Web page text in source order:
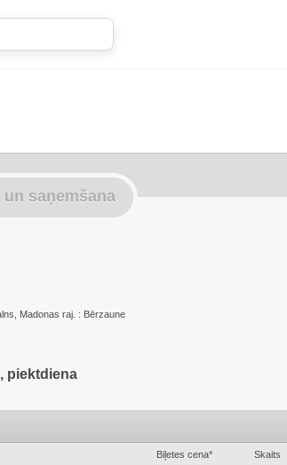
saņemšana
Madonas raj. : Bērzaune
piektdiena
Biļetes cena* Skaits